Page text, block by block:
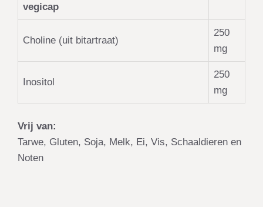
vegicap
Choline (uit bitartraat)
250
mg
Inositol
250
mg
Vrij van:
Tarwe, Gluten, Soja, Melk, Ei, Vis, Schaaldieren en
Noten